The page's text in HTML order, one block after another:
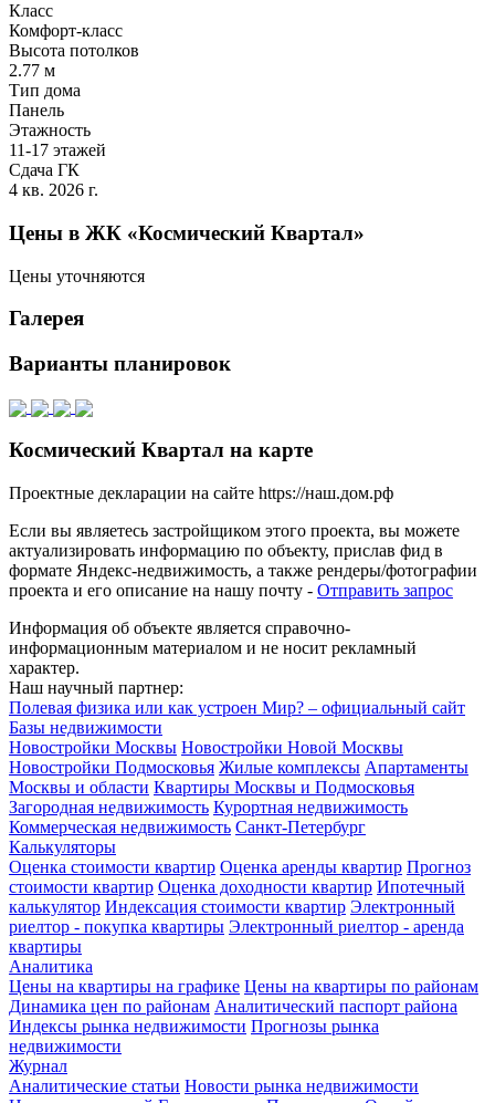
Класс
Комфорт-класс
Высота потолков
2.77 м
Тип дома
Панель
Этажность
11-17 этажей
Сдача ГК
4 кв. 2026 г.
Цены в ЖК «Космический Квартал»
Цены уточняются
Галерея
Варианты планировок
Космический Квартал на карте
Проектные декларации на сайте https://наш.дом.рф
Если вы являетесь застройщиком этого проекта, вы можете
актуализировать информацию по объекту, прислав фид в
формате Яндекс-недвижимость, а также рендеры/фотографии
проекта и его описание на нашу почту - Отправить запрос
Информация об объекте является справочно-
информационным материалом и не носит рекламный
характер.
Наш научный партнер:
Полевая физика или как устроен Мир? – официальный сайт
Базы недвижимости
Новостройки Москвы Новостройки Новой Москвы
Новостройки Подмосковья Жилые комплексы Апартаменты
Москвы и области Квартиры Москвы и Подмосковья
Загородная недвижимость Курортная недвижимость
Коммерческая недвижимость Санкт-Петербург
Калькуляторы
Оценка стоимости квартир Оценка аренды квартир Прогноз
стоимости квартир Оценка доходности квартир Ипотечный
калькулятор Индексация стоимости квартир Электронный
риелтор - покупка квартиры Электронный риелтор - аренда
квартиры
Аналитика
Цены на квартиры на графике Цены на квартиры по районам
Динамика цен по районам Аналитический паспорт района
Индексы рынка недвижимости Прогнозы рынка
недвижимости
Журнал
Аналитические статьи Новости рынка недвижимости